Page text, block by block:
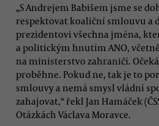
„S Andrejem Babišem jsme se
respektovat koaliční smlouvu a
prezidentovi všechna jména,
a politickým hnutím ANO,
na ministerstvo zahraničí.
proběhne. Pokud ne, tak je to
smlouvy a nemá smysl vládní
zahajovat,“ řekl Jan Hamáček
Otázkách Václava Moravce.